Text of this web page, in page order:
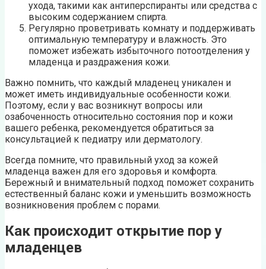
ухода, такими как антиперспиранты или средства с
высоким содержанием спирта.
Регулярно проветривать комнату и поддерживать
оптимальную температуру и влажность. Это
поможет избежать избыточного потоотделения у
младенца и раздражения кожи.
Важно помнить, что каждый младенец уникален и
может иметь индивидуальные особенности кожи.
Поэтому, если у вас возникнут вопросы или
озабоченность относительно состояния пор и кожи
вашего ребенка, рекомендуется обратиться за
консультацией к педиатру или дерматологу.
Всегда помните, что правильный уход за кожей
младенца важен для его здоровья и комфорта.
Бережный и внимательный подход поможет сохранить
естественный баланс кожи и уменьшить возможность
возникновения проблем с порами.
Как происходит открытие пор у
младенцев